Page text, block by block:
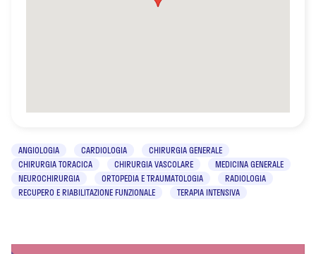
ANGIOLOGIA CARDIOLOGIA
CHIRURGIA GENERALE
CHIRURGIA TORACICA
CHIRURGIA VASCOLARE
MEDICINA GENERALE
NEUROCHIRURGIA
ORTOPEDIA E TRAUMATOLOGIA
RADIOLOGIA
RECUPERO E RIABILITAZIONE FUNZIONALE
TERAPIA INTENSIVA